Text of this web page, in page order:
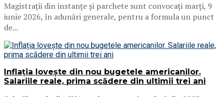
Magistrații din instanțe și parchete sunt convocați marți, 9
iunie 2026, în adunări generale, pentru a formula un punct
de...
Inflația lovește din nou bugetele americanilor.
Salariile reale, prima scădere din ultimii trei ani